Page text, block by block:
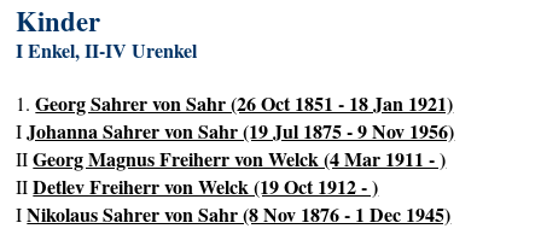
Kinder
I Enkel, II-IV Urenkel
1.Georg Sahrer von Sahr (26 Oct 1851 - 18 Jan 1921)
IJohanna Sahrer von Sahr (19 Jul 1875 - 9 Nov 1956)
IIGeorg Magnus Freiherr von Welck (4 Mar 1911 - )
IIDetlev Freiherr von Welck (19 Oct 1912 - )
INikolaus Sahrer von Sahr (8 Nov 1876 - 1 Dec 1945)